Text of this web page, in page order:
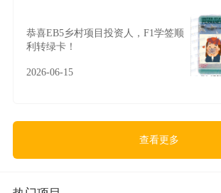
恭喜EB5乡村项目投资人，F1学签顺
利转绿卡！
2026-06-15
查看更多